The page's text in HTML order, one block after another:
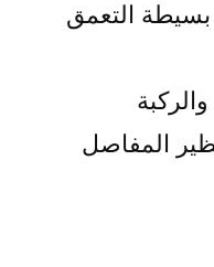
بسيطة التعمق
المفاصل